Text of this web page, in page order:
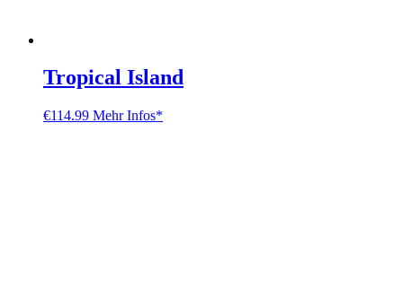
Tropical Island
€114.99 Mehr Infos*